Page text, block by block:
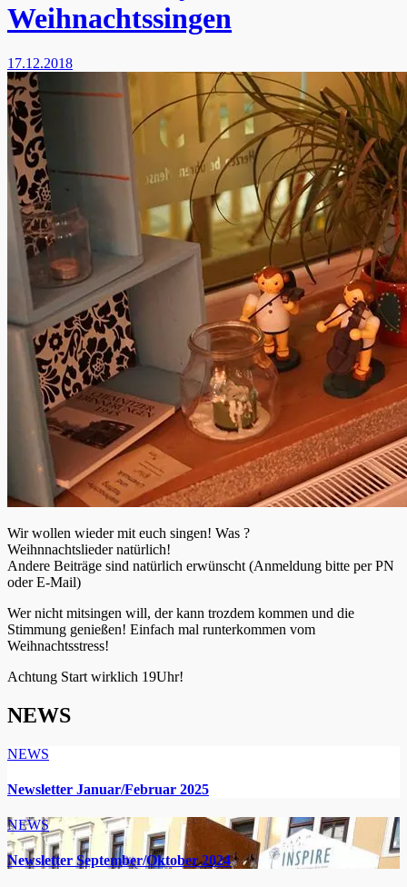
Weihnachtssingen
17.12.2018
Wir wollen wieder mit euch singen! Was ?
Weihnnachtslieder natürlich!
Andere Beiträge sind natürlich erwünscht (Anmeldung bitte per PN
oder E-Mail)
Wer nicht mitsingen will, der kann trozdem kommen und die
Stimmung genießen! Einfach mal runterkommen vom
Weihnachtsstress!
Achtung Start wirklich 19Uhr!
NEWS
NEWS
Newsletter Januar/Februar 2025
NEWS
Newsletter September/Oktober 2024